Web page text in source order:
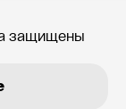
защищены